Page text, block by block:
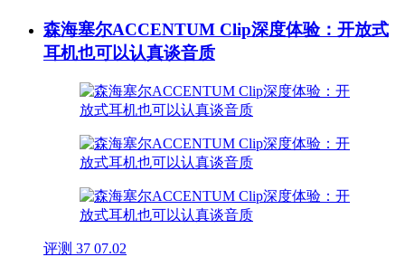
森海塞尔ACCENTUM Clip深度体验：开放式
耳机也可以认真谈音质
评测 37 07.02